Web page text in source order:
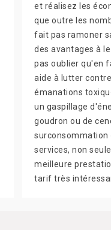
et réalisez les
que outre les
fait pas ramoner
des avantages à
pas oublier qu'en
aide à lutter
émanations
un gaspillage
goudron ou de
surconsommation
services, non
meilleure
tarif très